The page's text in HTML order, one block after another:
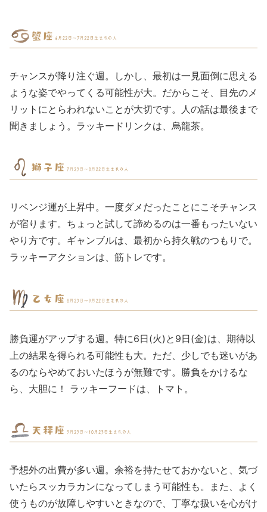
チャンスが降り注ぐ週。しかし、最初は一見面倒に思える
ような姿でやってくる可能性が大。だからこそ、目先のメ
リットにとらわれないことが大切です。人の話は最後まで
聞きましょう。ラッキードリンクは、烏龍茶。
リベンジ運が上昇中。一度ダメだったことにこそチャンス
が宿ります。ちょっと試して諦めるのは一番もったいない
やり方です。ギャンブルは、最初から持久戦のつもりで。
ラッキーアクションは、筋トレです。
勝負運がアップする週。特に6日(火)と9日(金)は、期待以
上の結果を得られる可能性も大。ただ、少しでも迷いがあ
るのならやめておいたほうが無難です。勝負をかけるな
ら、大胆に！ ラッキーフードは、トマト。
予想外の出費が多い週。余裕を持たせておかないと、気づ
いたらスッカラカンになってしまう可能性も。また、よく
使うものが故障しやすいときなので、丁寧な扱いを心がけ